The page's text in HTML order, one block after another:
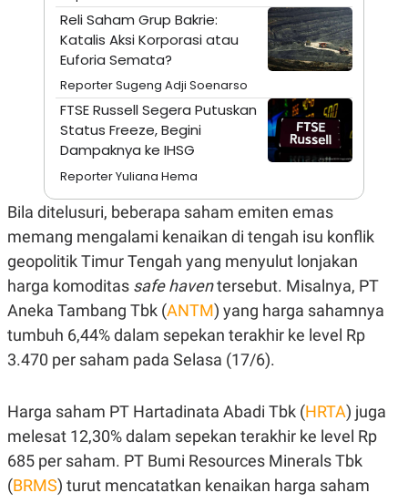
L
E
S
A
I
KANAL
S
T
D
A
T
A
E
S
Reli Saham Grup Bakrie:
Katalis Aksi Korporasi atau
Euforia Semata?
Reporter Sugeng Adji Soenarso
FTSE Russell Segera Putuskan
Status Freeze, Begini
Dampaknya ke IHSG
Reporter Yuliana Hema
Bila ditelusuri, beberapa saham emiten emas
memang mengalami kenaikan di tengah isu konflik
geopolitik Timur Tengah yang menyulut lonjakan
harga komoditas safe haventersebut. Misalnya, PT
Aneka Tambang Tbk (ANTM) yang harga sahamnya
tumbuh 6,44% dalam sepekan terakhir ke level Rp
3.470 per saham pada Selasa (17/6).
Harga saham PT Hartadinata Abadi Tbk (HRTA) juga
melesat 12,30% dalam sepekan terakhir ke level Rp
685 per saham. PT Bumi Resources Minerals Tbk
(BRMS) turut mencatatkan kenaikan harga saham